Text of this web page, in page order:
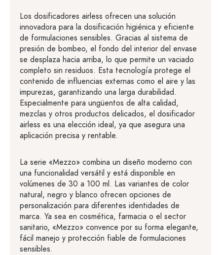
Los dosificadores airless ofrecen una solución
innovadora para la dosificación higiénica y eficiente
de formulaciones sensibles. Gracias al sistema de
presión de bombeo, el fondo del interior del envase
se desplaza hacia arriba, lo que permite un vaciado
completo sin residuos. Esta tecnología protege el
contenido de influencias externas como el aire y las
impurezas, garantizando una larga durabilidad.
Especialmente para ungüentos de alta calidad,
mezclas y otros productos delicados, el dosificador
airless es una elección ideal, ya que asegura una
aplicación precisa y rentable.
La serie «Mezzo» combina un diseño moderno con
una funcionalidad versátil y está disponible en
volúmenes de 30 a 100 ml. Las variantes de color
natural, negro y blanco ofrecen opciones de
personalización para diferentes identidades de
marca. Ya sea en cosmética, farmacia o el sector
sanitario, «Mezzo» convence por su forma elegante,
fácil manejo y protección fiable de formulaciones
sensibles.